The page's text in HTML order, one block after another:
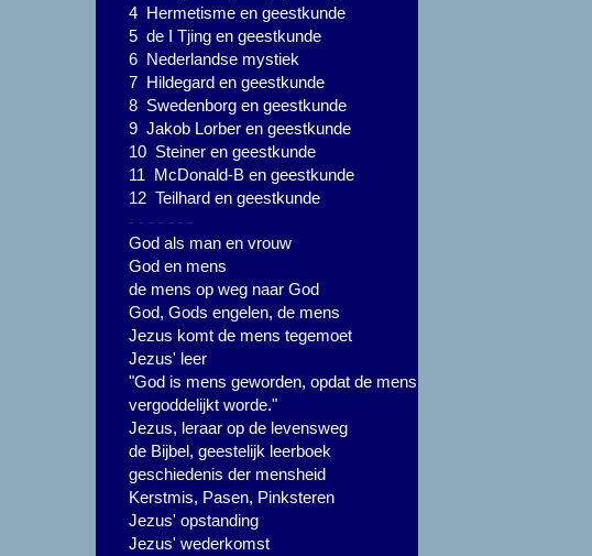
4 Hermetisme en geestkunde
5 de I Tjing en geestkunde
6 Nederlandse mystiek
7 Hildegard en geestkunde
8 Swedenborg en geestkunde
9 Jakob Lorber en geestkunde
10 Steiner en geestkunde
11 McDonald-B en geestkunde
12 Teilhard en geestkunde
- - - - - - -
God als man en vrouw
God en mens
de mens op weg naar God
God, Gods engelen, de mens
Jezus komt de mens tegemoet
Jezus' leer
"God is mens geworden, opdat de mens
vergoddelijkt worde."
Jezus, leraar op de levensweg
de Bijbel, geestelijk leerboek
geschiedenis der mensheid
Kerstmis, Pasen, Pinksteren
Jezus' opstanding
Jezus' wederkomst